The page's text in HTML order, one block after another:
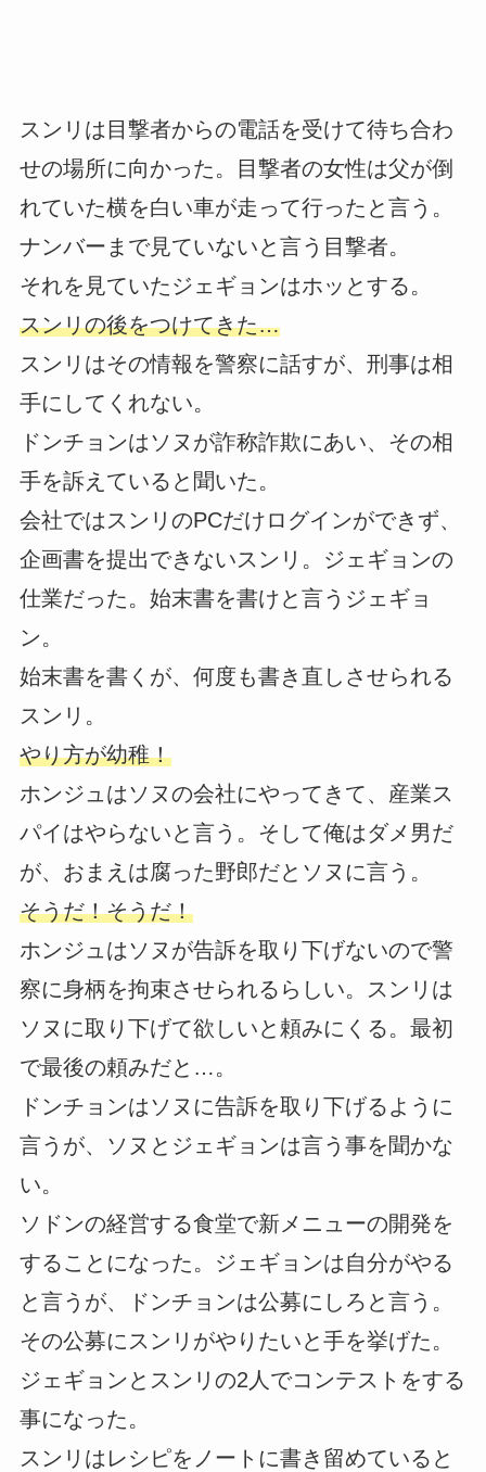
スンリは目撃者からの電話を受けて待ち合わ
せの場所に向かった。目撃者の女性は父が倒
れていた横を白い車が走って行ったと言う。
ナンバーまで見ていないと言う目撃者。
それを見ていたジェギョンはホッとする。
スンリの後をつけてきた…
スンリはその情報を警察に話すが、刑事は相
手にしてくれない。
ドンチョンはソヌが詐称詐欺にあい、その相
手を訴えていると聞いた。
会社ではスンリのPCだけログインができず、
企画書を提出できないスンリ。ジェギョンの
仕業だった。始末書を書けと言うジェギョ
ン。
始末書を書くが、何度も書き直しさせられる
スンリ。
やり方が幼稚！
ホンジュはソヌの会社にやってきて、産業ス
パイはやらないと言う。そして俺はダメ男だ
が、おまえは腐った野郎だとソヌに言う。
そうだ！そうだ！
ホンジュはソヌが告訴を取り下げないので警
察に身柄を拘束させられるらしい。スンリは
ソヌに取り下げて欲しいと頼みにくる。最初
で最後の頼みだと…。
ドンチョンはソヌに告訴を取り下げるように
言うが、ソヌとジェギョンは言う事を聞かな
い。
ソドンの経営する食堂で新メニューの開発を
することになった。ジェギョンは自分がやる
と言うが、ドンチョンは公募にしろと言う。
その公募にスンリがやりたいと手を挙げた。
ジェギョンとスンリの2人でコンテストをする
事になった。
スンリはレシピをノートに書き留めていると